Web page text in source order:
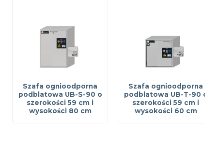
Szafa ognioodporna
podblatowa UB-S-90 o
szerokości 59 cm i
wysokości 80 cm
Szafa ognioodporna
podblatowa UB-T-90 o
szerokości 59 cm i
wysokości 60 cm